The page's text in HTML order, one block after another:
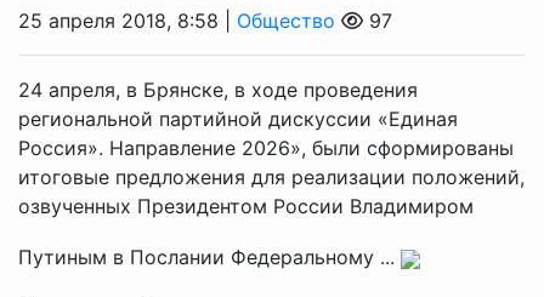
25 апреля 2018, 8:58 | Общество 97
24 апреля, в Брянске, в ходе проведения
региональной партийной дискуссии «Единая
Россия». Направление 2026», были сформированы
итоговые предложения для реализации положений,
озвученных Президентом России Владимиром
Путиным в Послании Федеральному ...